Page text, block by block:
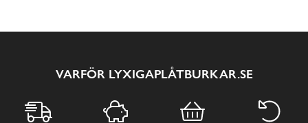
VARFÖR LYXIGAPLÅTBURKAR.SE